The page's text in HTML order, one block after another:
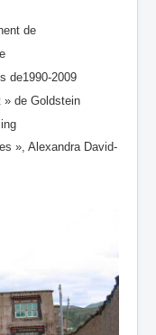
de
de1990-2009
» de Goldstein
», Alexandra David-